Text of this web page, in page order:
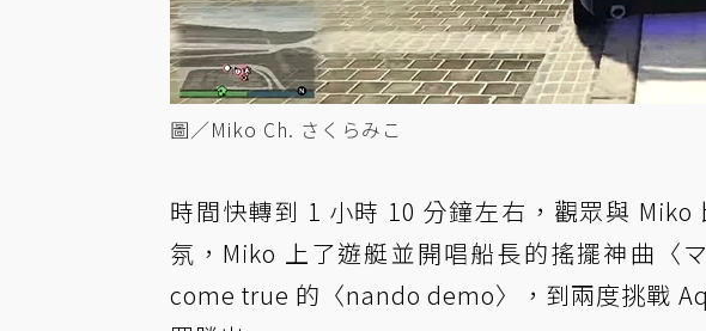
圖／Miko Ch. さくらみこ
時間快轉到 1 小時 10 分鐘左右，觀眾與
氛，Miko 上了遊艇並開唱船長的搖擺神曲〈
come true 的〈nando demo〉，到兩度挑戰